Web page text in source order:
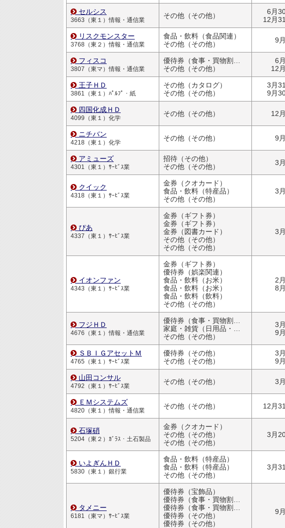
セルシス
3663（東１）情報・通信業
その他（その他）
6月
12月
リスクモンスター
3768（東２）情報・通信業
食品・飲料（食品関連）
その他（その他）
9
フィスコ
3807（東マ）情報・通信業
優待券（食事・買物割引券）
その他（その他）
6
12
王子ＨＤ
3861（東１）ﾊﾟﾙﾌﾟ・紙
その他（カタログ）
その他（その他）
3月
9月
四国化成ＨＤ
4099（東１）化学
その他（その他） 12
ニチバン
4218（東１）化学
その他（その他） 9
アミューズ
4301（東１）ｻｰﾋﾞｽ業
招待（その他）
その他（その他）
3
クイック
4318（東１）ｻｰﾋﾞｽ業
金券（クオカード）
食品・飲料（特産品）
その他（その他）
3
ぴあ
4337（東１）ｻｰﾋﾞｽ業
金券（ギフト券）
金券（ギフト券）
金券（図書カード）
その他（その他）
その他（その他）
3
イオンファン
4343（東１）ｻｰﾋﾞｽ業
金券（ギフト券）
優待券（娯楽関連）
食品・飲料（お米）
食品・飲料（お米）
食品・飲料（飲料）
その他（その他）
2
8
フジＨＤ
4676（東１）情報・通信業
優待券（食事・買物割引券）
家庭・雑貨（日用品・文房具）
その他（その他）
3
9
ＳＢＩＧアセットＭ
4765（東１）ｻｰﾋﾞｽ業
優待券（その他）
その他（その他）
3
9
山田コンサル
4792（東１）ｻｰﾋﾞｽ業
その他（その他） 3
ＥＭシステムズ
4820（東１）情報・通信業
その他（その他） 12月
石塚硝
5204（東２）ｶﾞﾗｽ・土石製品
金券（クオカード）
その他（その他）
その他（その他）
3月
いよぎんＨＤ
5830（東１）銀行業
食品・飲料（特産品）
食品・飲料（特産品）
その他（その他）
3月
タメニー
6181（東マ）ｻｰﾋﾞｽ業
優待券（宝飾品）
優待券（食事・買物割引券）
優待券（食事・買物割引券）
優待券（その他）
優待券（その他）
9